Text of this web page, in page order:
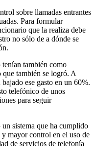
sobre llamadas entrantes
Para formular
que la realiza debe
no sólo de a dónde se
tenían también como
también se logró. A
ese gasto en un 60%.
telefónico de unos
para seguir
sistema que ha cumplido
mayor control en el uso de
de servicios de telefonía